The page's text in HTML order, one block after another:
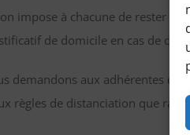
impose à chacune de rester
de domicile en cas de
demandons aux adhérentes de
règles de distanciation que